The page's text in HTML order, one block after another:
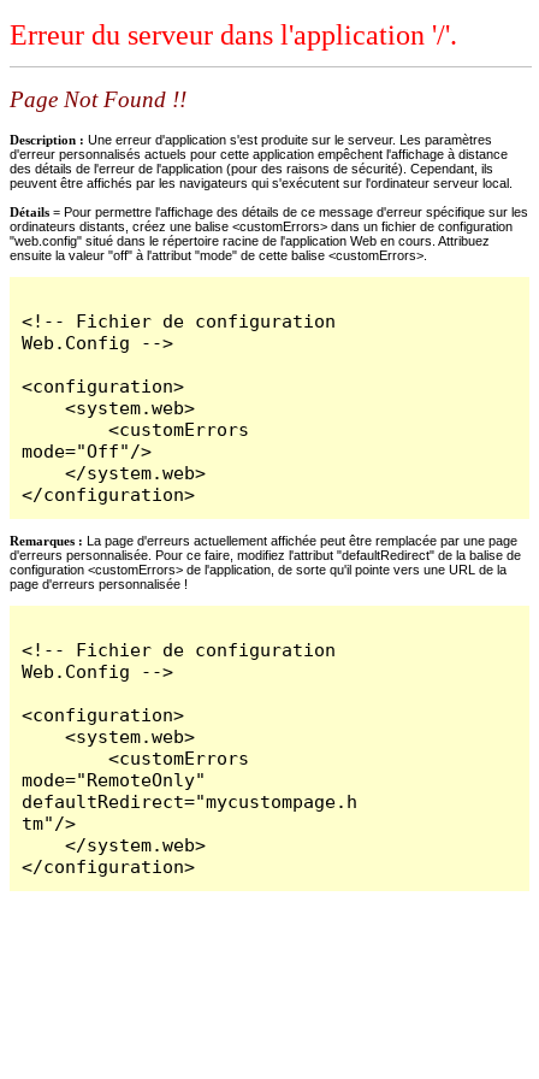
Erreur du serveur dans l'application '/'.
Page Not Found !!
Description : Une erreur d'application s'est produite sur le serveur. Les paramètres
d'erreur personnalisés actuels pour cette application empêchent l'affichage à distance
des détails de l'erreur de l'application (pour des raisons de sécurité). Cependant, ils
peuvent être affichés par les navigateurs qui s'exécutent sur l'ordinateur serveur local.
Détails = Pour permettre l'affichage des détails de ce message d'erreur spécifique sur les
ordinateurs distants, créez une balise <customErrors> dans un fichier de configuration
"web.config" situé dans le répertoire racine de l'application Web en cours. Attribuez
ensuite la valeur "off" à l'attribut "mode" de cette balise <customErrors>.
<!-- Fichier de configuration
Web.Config -->
<configuration>
    <system.web>
        <customErrors
mode="Off"/>
    </system.web>
</configuration>
Remarques : La page d'erreurs actuellement affichée peut être remplacée par une page
d'erreurs personnalisée. Pour ce faire, modifiez l'attribut "defaultRedirect" de la balise de
configuration <customErrors> de l'application, de sorte qu'il pointe vers une URL de la
page d'erreurs personnalisée !
<!-- Fichier de configuration
Web.Config -->
<configuration>
    <system.web>
        <customErrors
mode="RemoteOnly"
defaultRedirect="mycustompage.h
tm"/>
    </system.web>
</configuration>